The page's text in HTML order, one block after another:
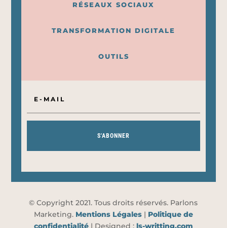
RÉSEAUX SOCIAUX
TRANSFORMATION DIGITALE
OUTILS
S'ABONNER
© Copyright 2021. Tous droits réservés. Parlons
Marketing. Mentions Légales| Politique de
confidentialité| Designed : ls-writting.com